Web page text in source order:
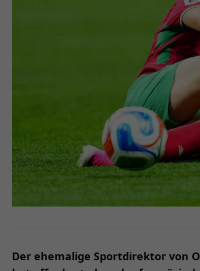
Der ehemalige Sportdirektor von